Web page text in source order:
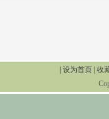
设为首页| 收